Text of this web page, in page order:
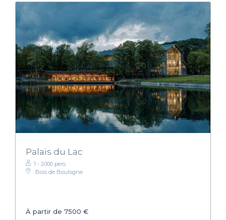
Palais du Lac
1 - 2000 pers.
Bois de Boulogne
À partir de 7500 €